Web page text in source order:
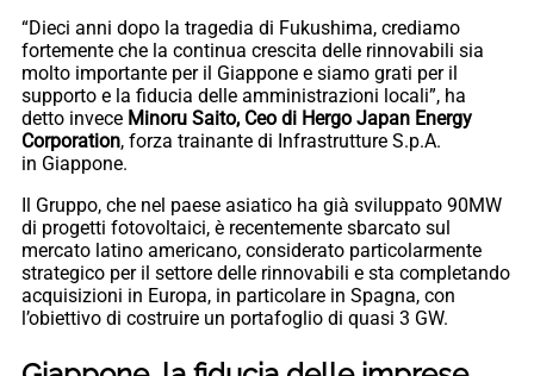
“Dieci anni dopo la tragedia di Fukushima, crediamo
fortemente che la continua crescita delle rinnovabili sia
molto importante per il Giappone e siamo grati per il
supporto e la fiducia delle amministrazioni locali”, ha
detto invece Minoru Saito, Ceo di Hergo Japan Energy
Corporation, forza trainante di Infrastrutture S.p.A.
in Giappone.
Il Gruppo, che nel paese asiatico ha già sviluppato 90MW
di progetti fotovoltaici, è recentemente sbarcato sul
mercato latino americano, considerato particolarmente
strategico per il settore delle rinnovabili e sta completando
acquisizioni in Europa, in particolare in Spagna, con
l’obiettivo di costruire un portafoglio di quasi 3 GW.